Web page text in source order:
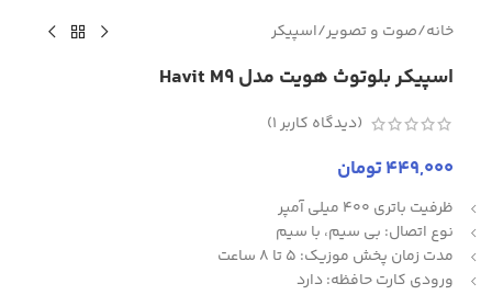
خانه/صوت و تصویر/اسپیکر
اسپیکر بلوتوث هویت مدل Havit M9
(دیدگاه کاربر1
)
449,000تومان
ظرفیت باتری 400 میلی آمپر
نوع اتصال: بی سیم، با سیم
مدت زمان پخش موزیک: 5 تا 8 ساعت
ورودی کارت حافظه: دارد